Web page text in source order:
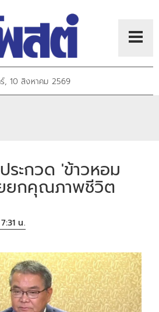
, 10 สิงหาคม 2569
ะกวด 'ข้าวหอม
ยกคุณภาพชีวิต
น.